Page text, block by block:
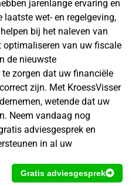
jarenlange ervaring en
wet- en regelgeving,
bij het naleven van
optimaliseren van uw fiscale
de nieuwste
zorgen dat uw financiële
zijn. Met KroessVisser
wetende dat uw
Neem vandaag nog
adviesgesprek en
in al uw
Gratis adviesgesprek